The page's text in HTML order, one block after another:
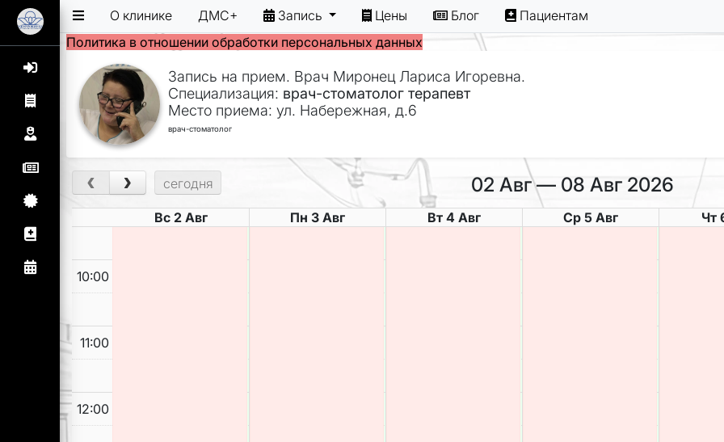
О клинике ДМС+ Запись Цены Блог
Пациентам
Политика в отношении обработки персональных данных
Запись на прием. Врач Миронец Лариса Игоревна.
Специализация: врач-стоматолог терапевт
Место приема: ул. Набережная, д.6
врач-стоматолог
‹ › сегодня 02 Авг — 08 Авг 2026
Вс 2 Авг Пн 3 Авг Вт 4 Авг Ср 5 Авг Чт
10:00
11:00
12:00